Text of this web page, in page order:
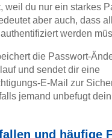
weil du nur ein starkes
aber auch, dass
werden
die Passwort-
und sendet dir eine
E-Mail zur
jemand unbefugt
und häufige